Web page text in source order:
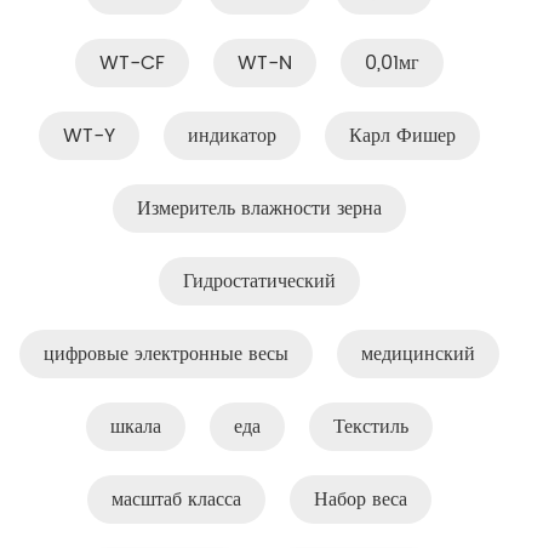
WT-CF WT-N 0,01мг
WT-Y индикатор Карл Фишер
Измеритель влажности зерна
Гидростатический
цифровые электронные весы медицинский
шкала еда Текстиль
масштаб класса Набор веса